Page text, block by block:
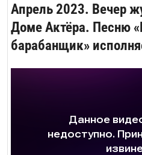
Апрель 2023. Вечер
Доме Актёра. Песню
барабанщик»
1873 года.